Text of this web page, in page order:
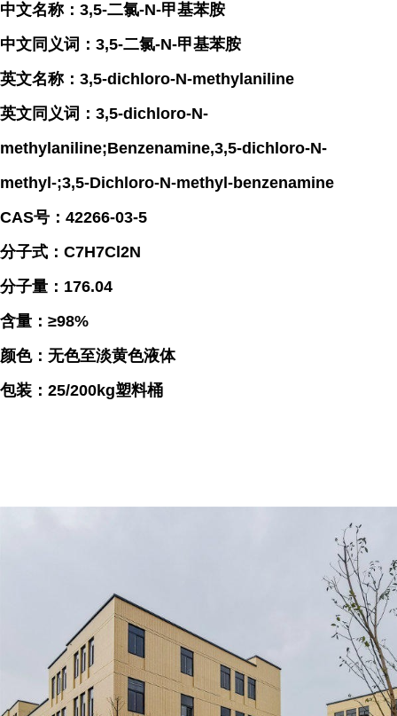
中文名称：3,5-二氯-N-甲基苯胺
中文同义词：3,5-二氯-N-甲基苯胺
英文名称：3,5-dichloro-N-methylaniline
英文同义词：3,5-dichloro-N-
methylaniline;Benzenamine,3,5-dichloro-N-
methyl-;3,5-Dichloro-N-methyl-benzenamine
CAS号：42266-03-5
分子式：C7H7Cl2N
分子量：176.04
含量：≥98%
颜色：无色至淡黄色液体
包装：25/200kg塑料桶